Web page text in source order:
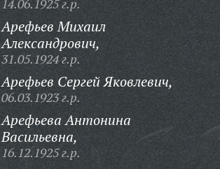
14.06.1925 г.р.
Арефьев Михаил
Александрович,
31.05.1924 г.р.
Арефьев Сергей Яковлевич,
06.03.1923 г.р.
Арефьева Антонина
Васильевна,
16.12.1925 г.р.